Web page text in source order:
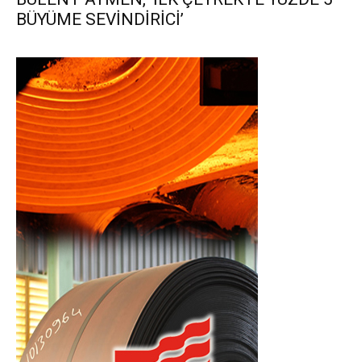
BÜYÜME SEVİNDİRİCİ’